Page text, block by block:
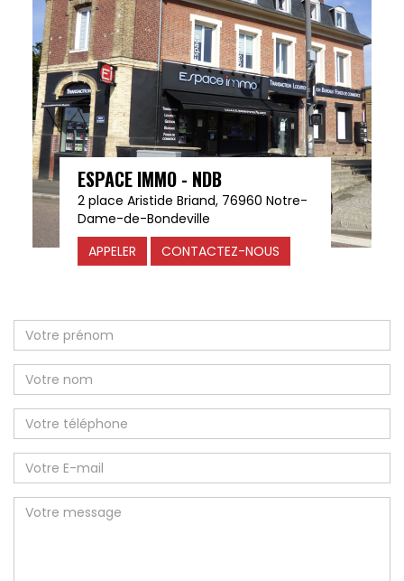
ESPACE IMMO - NDB
2 place Aristide Briand, 76960 Notre-
Dame-de-Bondeville
APPELER
CONTACTEZ-NOUS